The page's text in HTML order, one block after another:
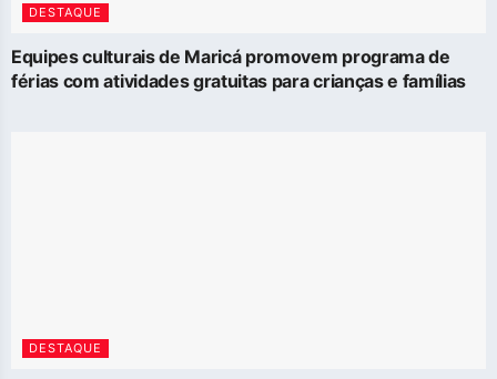
DESTAQUE
Equipes culturais de Maricá promovem programa de
férias com atividades gratuitas para crianças e famílias
DESTAQUE